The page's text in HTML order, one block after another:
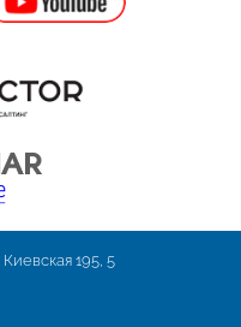
Киевская 195, 5